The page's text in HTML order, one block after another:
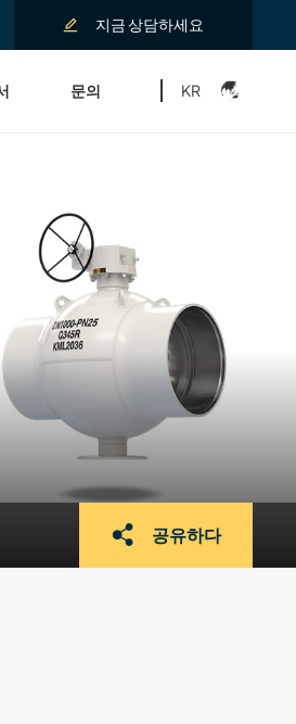
지금 상담하세요
문의 KR
공유하다